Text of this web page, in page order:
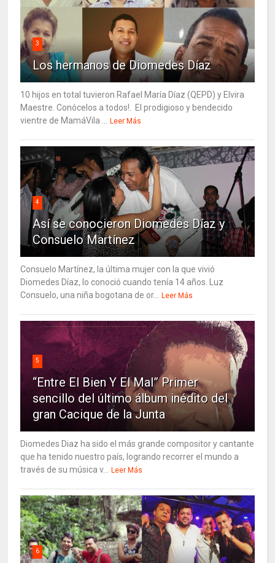
3
Los hermanos de Diomedes Díaz
10 hijos en total tuvieron Rafael María Díaz (QEPD) y Elvira
Maestre. Conócelos a todos!. El prodigioso y bendecido
vientre de MamáVila ...
Leer Más
4
Así se conocieron Diomedes Díaz y
Consuelo Martínez
Consuelo Martínez, la última mujer con la que vivió
Diomedes Díaz, lo conoció cuando tenía 14 años. Luz
Consuelo, una niña bogotana de or...
Leer Más
5
“Entre El Bien Y El Mal” Primer
sencillo del último álbum inédito del
gran Cacique de la Junta
Diomedes Diaz ha sido el más grande compositor y cantante
que ha tenido nuestro país, logrando recorrer el mundo a
través de su música v...
Leer Más
6